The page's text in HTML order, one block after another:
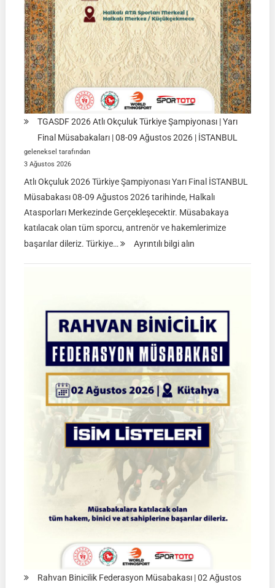
TGASDF 2026 Atlı Okçuluk Türkiye Şampiyonası | Yarı
Final Müsabakaları | 08-09 Ağustos 2026 | İSTANBUL
geleneksel tarafından
3 Ağustos 2026
Atlı Okçuluk 2026 Türkiye Şampiyonası Yarı Final İSTANBUL
Müsabakası 08-09 Ağustos 2026 tarihinde, Halkalı
Atasporları Merkezinde Gerçekleşecektir. Müsabakaya
katılacak olan tüm sporcu, antrenör ve hakemlerimize
başarılar dileriz. Türkiye…
Ayrıntılı bilgi alın:
Türkiye
Şampiyonası
Yarı
Final
Müsabakaları
|
08-
09
2026
İSTANBUL
Rahvan Binicilik Federasyon Müsabakası | 02 Ağustos